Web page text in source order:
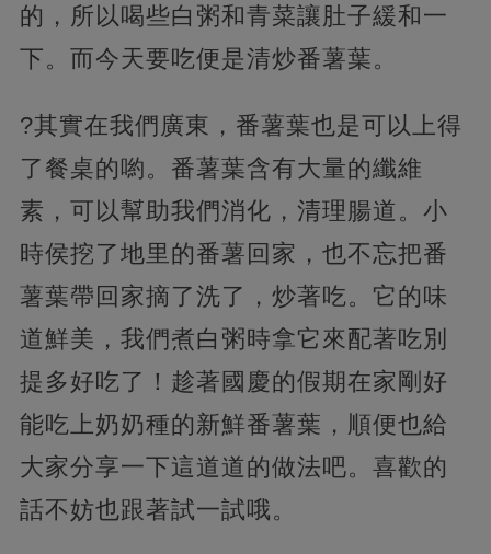
的，所以喝些白粥和青菜讓肚子緩和一
下。而今天要吃便是清炒番薯葉。
?其實在我們廣東，番薯葉也是可以上得
了餐桌的喲。番薯葉含有大量的纖維
素，可以幫助我們消化，清理腸道。小
時侯挖了地里的番薯回家，也不忘把番
薯葉帶回家摘了洗了，炒著吃。它的味
道鮮美，我們煮白粥時拿它來配著吃別
提多好吃了！趁著國慶的假期在家剛好
能吃上奶奶種的新鮮番薯葉，順便也給
大家分享一下這道道的做法吧。喜歡的
話不妨也跟著試一試哦。